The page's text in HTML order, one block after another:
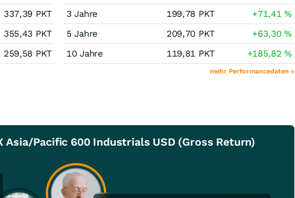
337,39 PKT
355,43 PKT
259,58 PKT
3 Jahre
199,78 PKT +71,41%
5 Jahre
209,70 PKT +63,30%
10 Jahre
119,81 PKT +185,82%
mehr Performancedaten »
Asia/Pacific 600 Industrials USD (Gross Return)